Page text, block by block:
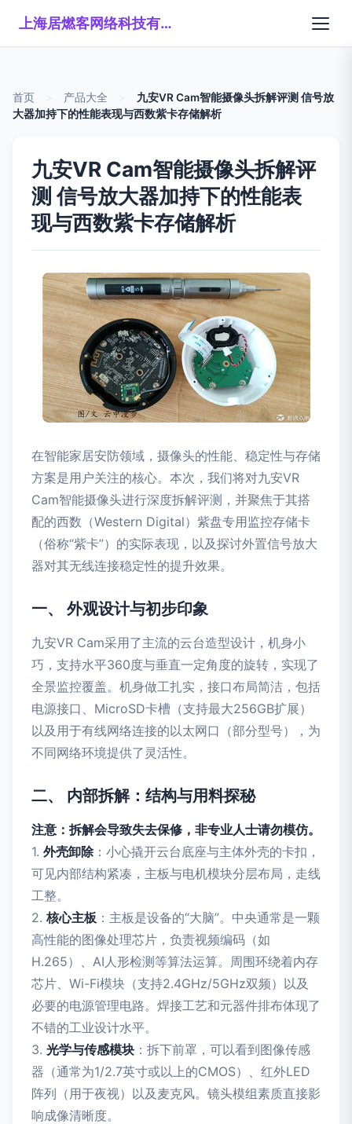
上海居燃客网络科技有限公司
首页 产品大全
九安VR Cam智能摄像头拆解评测 信号放
大器加持下的性能表现与西数紫卡存储解析
九安VR Cam智能摄像头拆解评
测 信号放大器加持下的性能表
现与西数紫卡存储解析
在智能家居安防领域，摄像头的性能、稳定性与存储
方案是用户关注的核心。本次，我们将对九安VR
Cam智能摄像头进行深度拆解评测，并聚焦于其搭
配的西数（Western Digital）紫盘专用监控存储卡
（俗称“紫卡”）的实际表现，以及探讨外置信号放大
器对其无线连接稳定性的提升效果。
一、 外观设计与初步印象
九安VR Cam采用了主流的云台造型设计，机身小
巧，支持水平360度与垂直一定角度的旋转，实现了
全景监控覆盖。机身做工扎实，接口布局简洁，包括
电源接口、MicroSD卡槽（支持最大256GB扩展）
以及用于有线网络连接的以太网口（部分型号），为
不同网络环境提供了灵活性。
二、 内部拆解：结构与用料探秘
注意：拆解会导致失去保修，非专业人士请勿模仿。
1. 外壳卸除：小心撬开云台底座与主体外壳的卡扣，
可见内部结构紧凑，主板与电机模块分层布局，走线
工整。
2. 核心主板 ：主板是设备的“大脑”。中央通常是一颗
高性能的图像处理芯片，负责视频编码（如
H.265）、AI人形检测等算法运算。周围环绕着内存
芯片、Wi-Fi模块（支持2.4GHz/5GHz双频）以及
必要的电源管理电路。焊接工艺和元器件排布体现了
不错的工业设计水平。
3. 光学与传感模块 ：拆下前罩，可以看到图像传感
器（通常为1/2.7英寸或以上的CMOS）、红外LED
阵列（用于夜视）以及麦克风。镜头模组素质直接影
响成像清晰度。